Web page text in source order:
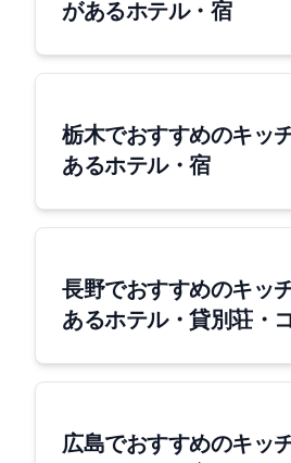
があるホテル・宿
栃木でおすすめのキッ
あるホテル・宿
長野でおすすめのキッ
あるホテル・貸別荘・
広島でおすすめのキッ